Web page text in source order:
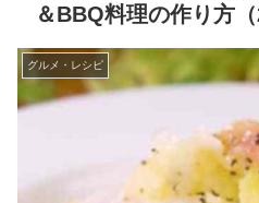
＆BBQ料理の作り方（
グルメ・レシピ